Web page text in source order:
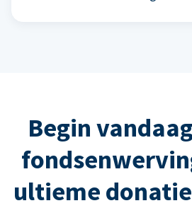
Begin
ultieme